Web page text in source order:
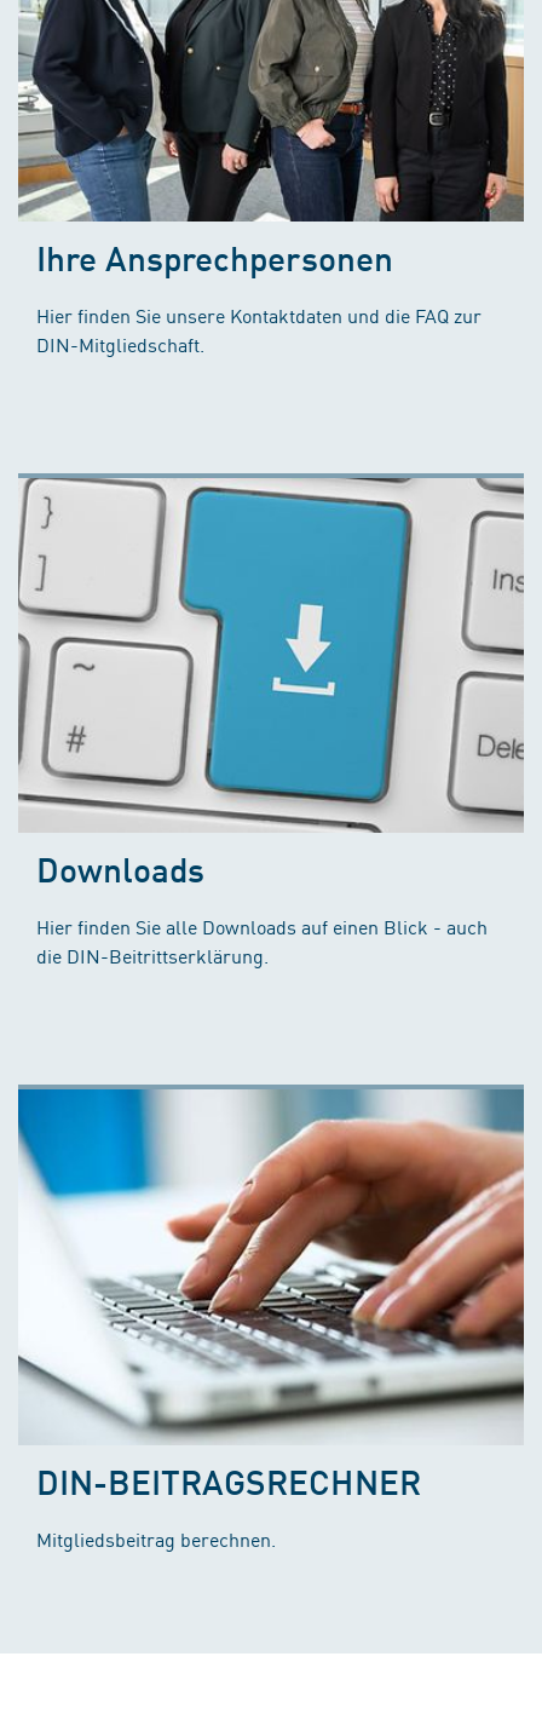
Ihre Ansprechpersonen
Hier finden Sie unsere Kontaktdaten und die FAQ zur
DIN-Mitgliedschaft.
Downloads
Hier finden Sie alle Downloads auf einen Blick - auch
die DIN-Beitrittserklärung.
DIN-BEITRAGSRECHNER
Mitgliedsbeitrag berechnen.